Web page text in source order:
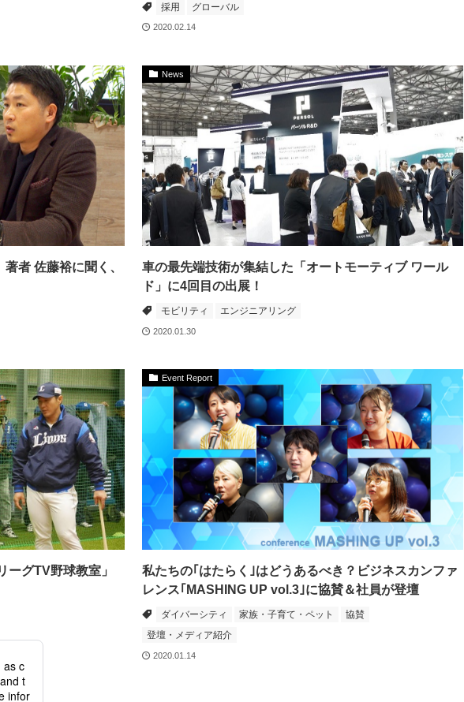
採用 グローバル
2020.02.14
者 佐藤裕に聞く、
News
車の最先端技術が集結した「オートモーティブ ワール
ド」に4回目の出展！
モビリティ エンジニアリング
2020.01.30
ーグTV野球教室」
Event Report
私たちの｢はたらく｣はどうあるべき？ビジネスカンファ
レンス｢MASHING UP vol.3｣に協賛＆社員が登壇
ダイバーシティ 家族・子育て・ペット
協賛
登壇・メディア紹介
2020.01.14